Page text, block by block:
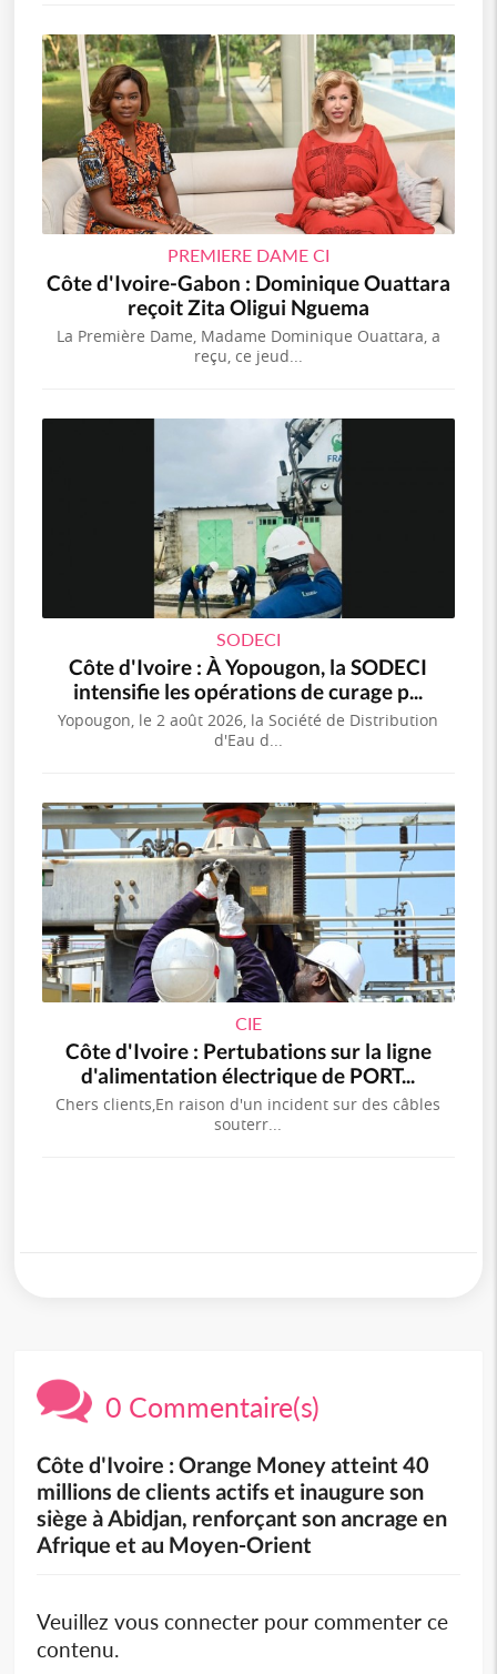
PREMIERE DAME CI
Côte d'Ivoire-Gabon : Dominique Ouattara
reçoit Zita Oligui Nguema
La Première Dame, Madame Dominique Ouattara, a
reçu, ce jeud...
SODECI
Côte d'Ivoire : À Yopougon, la SODECI
intensifie les opérations de curage p...
Yopougon, le 2 août 2026, la Société de Distribution
d'Eau d...
CIE
Côte d'Ivoire : Pertubations sur la ligne
d'alimentation électrique de PORT...
Chers clients,En raison d'un incident sur des câbles
souterr...
0 Commentaire(s)
Côte d'Ivoire : Orange Money atteint 40
millions de clients actifs et inaugure son
siège à Abidjan, renforçant son ancrage en
Afrique et au Moyen-Orient
Veuillez vous connecter pour commenter ce
contenu.